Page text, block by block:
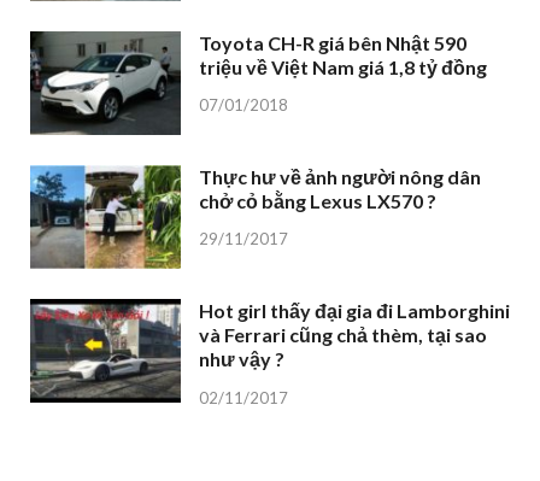
Toyota CH-R giá bên Nhật 590
triệu về Việt Nam giá 1,8 tỷ đồng
07/01/2018
Thực hư về ảnh người nông dân
chở cỏ bằng Lexus LX570 ?
29/11/2017
Hot girl thấy đại gia đi Lamborghini
và Ferrari cũng chả thèm, tại sao
như vậy ?
02/11/2017